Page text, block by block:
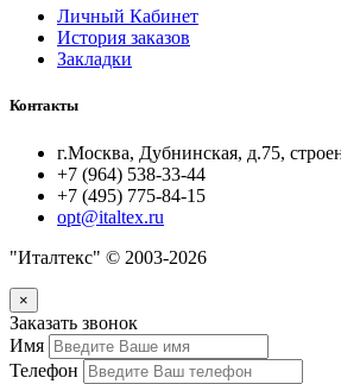
Личный Кабинет
История заказов
Закладки
Контакты
г.Москва, Дубнинская, д.75,
+7 (964) 538-33-44
+7 (495) 775-84-15
opt@italtex.ru
"Италтекс" © 2003-2026
×
Заказать звонок
Имя
Телефон